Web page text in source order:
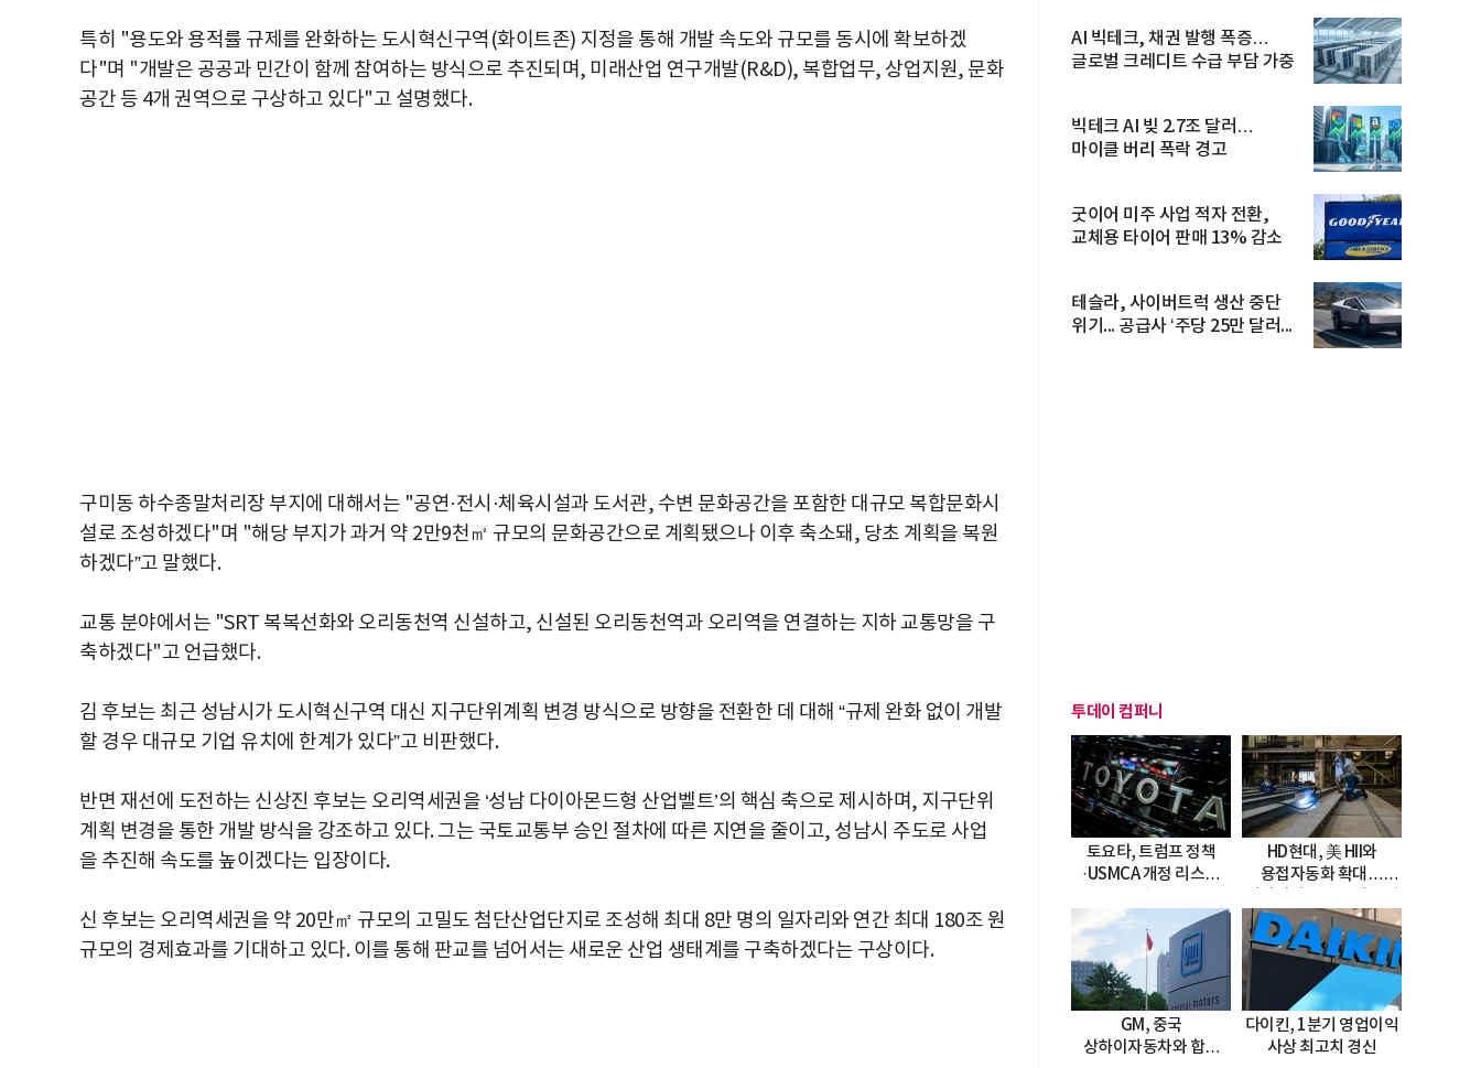
특히 "용도와 용적률 규제를 완화하는 도시혁신구역(화이트존) 지정을 통해 개발 속도와 규모를 동시에 확보하겠
다"며 "개발은 공공과 민간이 함께 참여하는 방식으로 추진되며, 미래산업 연구개발(R&D), 복합업무, 상업지원, 문화
공간 등 4개 권역으로 구상하고 있다"고 설명했다.
구미동 하수종말처리장 부지에 대해서는 "공연·전시·체육시설과 도서관, 수변 문화공간을 포함한 대규모 복합문화시
설로 조성하겠다"며 "해당 부지가 과거 약 2만9천㎡ 규모의 문화공간으로 계획됐으나 이후 축소돼, 당초 계획을 복원
하겠다”고 말했다.
교통 분야에서는 "SRT 복복선화와 오리동천역 신설하고, 신설된 오리동천역과 오리역을 연결하는 지하 교통망을 구
축하겠다"고 언급했다.
김 후보는 최근 성남시가 도시혁신구역 대신 지구단위계획 변경 방식으로 방향을 전환한 데 대해 “규제 완화 없이 개발
할 경우 대규모 기업 유치에 한계가 있다”고 비판했다.
반면 재선에 도전하는 신상진 후보는 오리역세권을 ‘성남 다이아몬드형 산업벨트’의 핵심 축으로 제시하며, 지구단위
계획 변경을 통한 개발 방식을 강조하고 있다. 그는 국토교통부 승인 절차에 따른 지연을 줄이고, 성남시 주도로 사업
을 추진해 속도를 높이겠다는 입장이다.
신 후보는 오리역세권을 약 20만㎡ 규모의 고밀도 첨단산업단지로 조성해 최대 8만 명의 일자리와 연간 최대 180조 원
규모의 경제효과를 기대하고 있다. 이를 통해 판교를 넘어서는 새로운 산업 생태계를 구축하겠다는 구상이다.
AI 빅테크, 채권 발행 폭증…
글로벌 크레디트 수급 부담 가중
빅테크 AI 빚 2.7조 달러…
마이클 버리 폭락 경고
굿이어 미주 사업 적자 전환,
교체용 타이어 판매 13% 감소
테슬라, 사이버트럭 생산 중단
위기... 공급사 ‘주당 25만 달러...
투데이 컴퍼니
토요타, 트럼프 정책
·USMCA 개정 리스크
HD현대, 美 HII와
용접자동화 확대…
도입
GM, 중국
상하이자동차와 합작
다이킨, 1분기 영업이익
사상 최고치 경신